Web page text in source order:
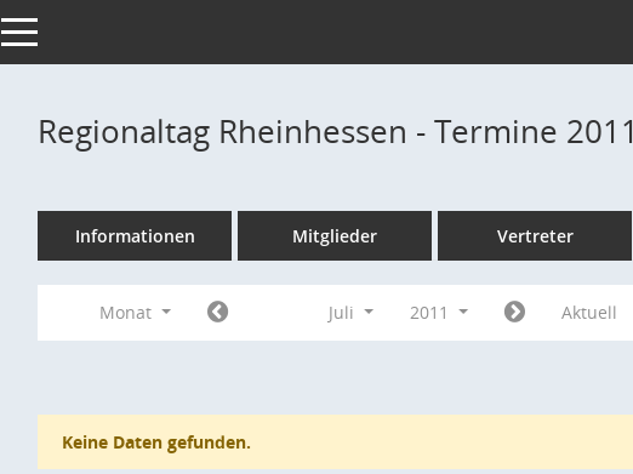
Toggle navigation
Regionaltag Rheinhessen - Termine 2011
Informationen Mitglieder Vertreter
Monat Juli 2011 Aktuell
Keine Daten gefunden.